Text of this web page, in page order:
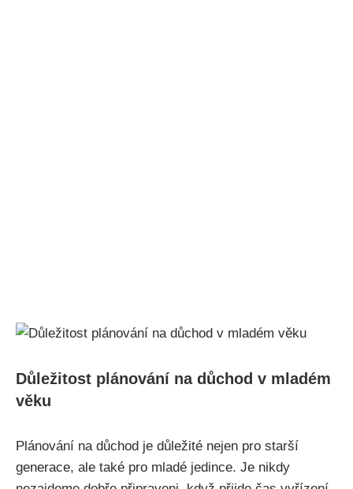
Důležitost plánování na důchod v mladém
věku
Plánování na důchod je důležité nejen pro starší
generace, ale také pro mladé jedince. Je nikdy